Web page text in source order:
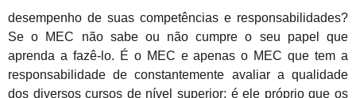
desempenho de suas competências e responsabilidades?
Se o MEC não sabe ou não cumpre o seu papel que
aprenda a fazê-lo. É o MEC e apenas o MEC que tem a
responsabilidade de constantemente avaliar a qualidade
dos diversos cursos de nível superior; é ele próprio que os